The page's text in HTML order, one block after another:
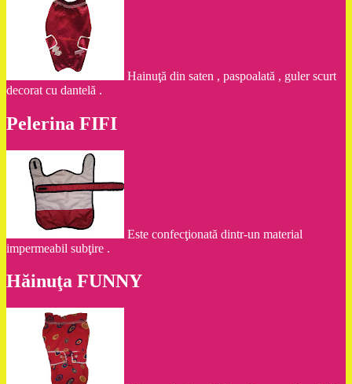
Hainuţă din saten , paspoalată , guler scurt
decorat cu dantelă .
Pelerina FIFI
Este confecţionată dintr-un material
impermeabil subţire .
Hăinuţa FUNNY